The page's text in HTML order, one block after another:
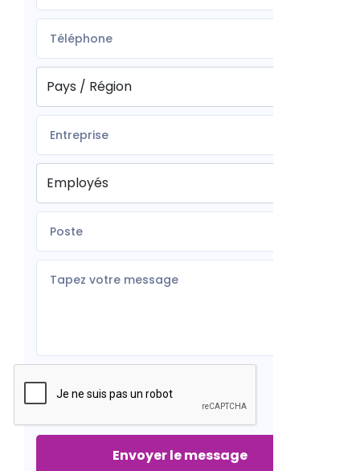
Envoyer le message